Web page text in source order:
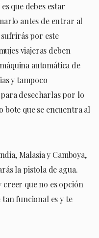
que debes estar
antes de entrar al
por este
viajeras deben
automática de
y tampoco
desecharlas por lo
bote que se encuentra al
Malasia y Camboya,
la pistola de agua.
creer que no es opción
funcional es y te